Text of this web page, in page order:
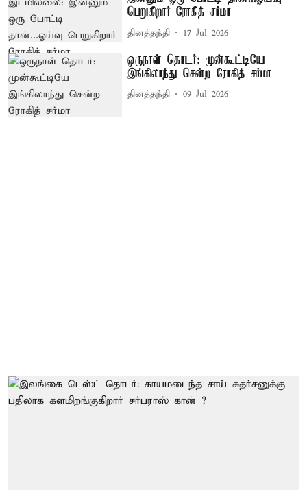
பெறுகிறார் ரோகித் சர்மா
தினத்தந்தி 17 Jul 2026
ஒருநாள் தொடர்: முன்கூட்டியே
இங்கிலாந்து சென்ற ரோகித் சர்மா
தினத்தந்தி 09 Jul 2026